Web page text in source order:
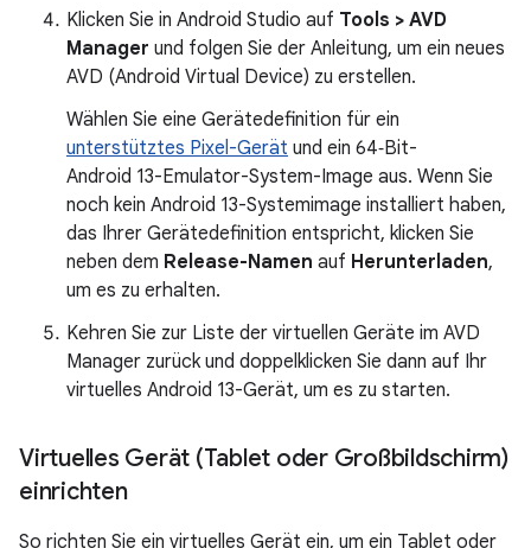
Klicken Sie in Android Studio auf Tools > AVD
Manager und folgen Sie der Anleitung, um ein neues
AVD (Android Virtual Device) zu erstellen.
Wählen Sie eine Gerätedefinition für ein
unterstütztes Pixel-Gerät und ein 64‑Bit-
Android 13-Emulator-System-Image aus. Wenn Sie
noch kein Android 13-Systemimage installiert haben,
das Ihrer Gerätedefinition entspricht, klicken Sie
neben dem Release-Namen auf Herunterladen,
um es zu erhalten.
Kehren Sie zur Liste der virtuellen Geräte im AVD
Manager zurück und doppelklicken Sie dann auf Ihr
virtuelles Android 13-Gerät, um es zu starten.
Virtuelles Gerät (Tablet oder Großbildschirm)
einrichten
So richten Sie ein virtuelles Gerät ein, um ein Tablet oder